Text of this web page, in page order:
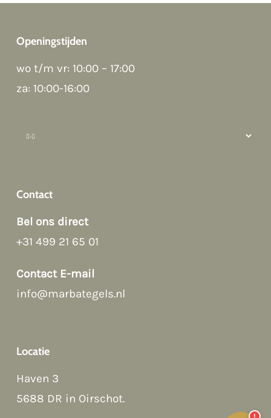
Openingstijden
wo t/m vr: 10:00 – 17:00
za: 10:00-16:00
Contact
Bel ons direct
+31 499 21 65 01
Contact E-mail
info@marbategels.nl
Locatie
Haven 3
5688 DR in Oirschot.
Afspraak maken